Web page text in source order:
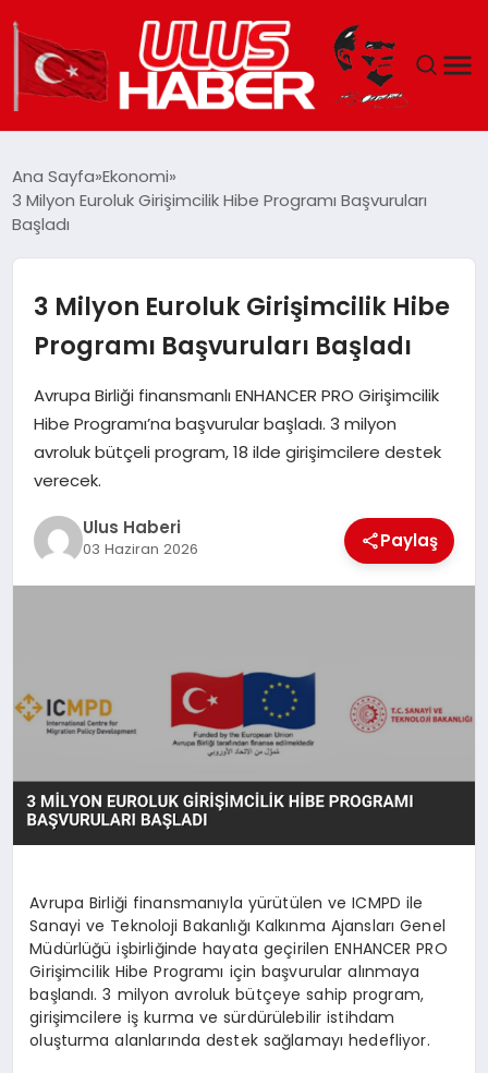
DÜNYA
TEKNOLOJI
EĞITIM
SPOR
Ana Sayfa Ekonomi
3 Milyon Euroluk Girişimcilik Hibe Programı Başvuruları
Başladı
3 Milyon Euroluk Girişimcilik Hibe
Programı Başvuruları Başladı
Avrupa Birliği finansmanlı ENHANCER PRO Girişimcilik
Hibe Programı’na başvurular başladı. 3 milyon
avroluk bütçeli program, 18 ilde girişimcilere destek
verecek.
Ulus Haberi
03 Haziran 2026 Paylaş
Avrupa Birliği finansmanıyla yürütülen ve ICMPD ile
Sanayi ve Teknoloji Bakanlığı Kalkınma Ajansları Genel
Müdürlüğü işbirliğinde hayata geçirilen ENHANCER PRO
Girişimcilik Hibe Programı için başvurular alınmaya
başlandı. 3 milyon avroluk bütçeye sahip program,
girişimcilere iş kurma ve sürdürülebilir istihdam
oluşturma alanlarında destek sağlamayı hedefliyor.